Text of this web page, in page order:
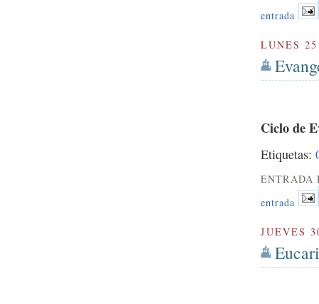
entrada
LUNES
Ciclo de
Etiquetas:
ENTRADA
entrada
JUEVES